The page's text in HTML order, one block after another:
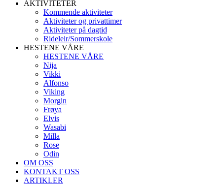
AKTIVITETER
Kommende aktiviteter
Aktiviteter og privattimer
Aktiviteter på dagtid
Rideleir/Sommerskole
HESTENE VÅRE
HESTENE VÅRE
Nija
Vikki
Alfonso
Viking
Morgin
Frøya
Elvis
Wasabi
Milla
Rose
Odin
OM OSS
KONTAKT OSS
ARTIKLER